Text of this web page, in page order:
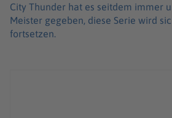
City Thunder hat es seitdem immer
Meister gegeben, diese Serie wird
fortsetzen.